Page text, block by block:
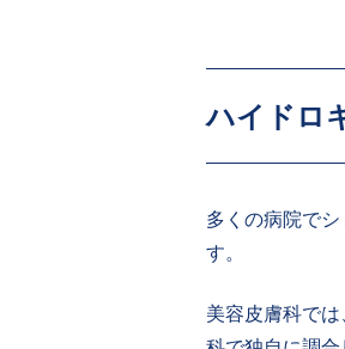
ハイドロ
多くの病院で
す。
美容皮膚科で